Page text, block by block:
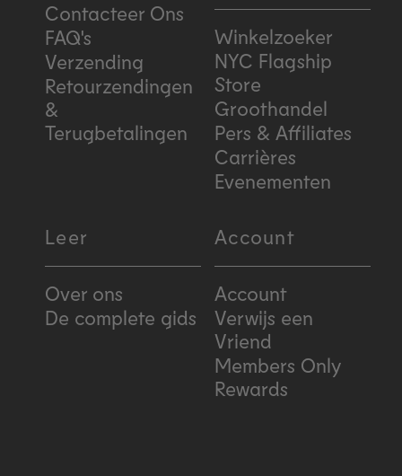
Contacteer Ons
FAQ's
Verzending
Retourzendingen
&
Terugbetalingen
Winkelzoeker
NYC Flagship
Store
Groothandel
Pers & Affiliates
Carrières
Evenementen
Leer
Over ons
De complete gids
Account
Account
Verwijs een
Vriend
Members Only
Rewards